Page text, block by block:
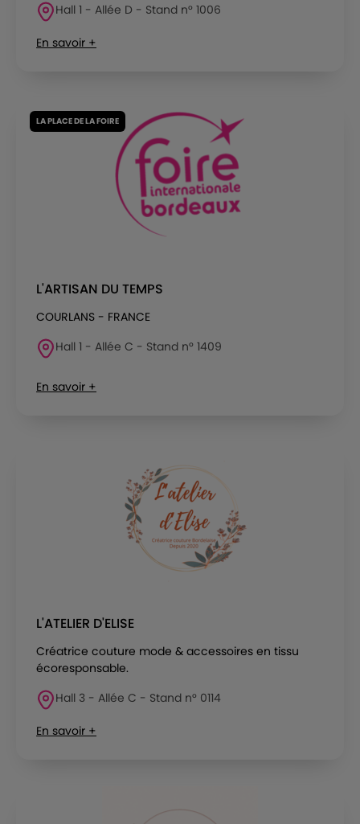
Hall 1 - Allée D - Stand n° 1006
En savoir +
LA PLACE DE LA FOIRE
L'ARTISAN DU TEMPS
COURLANS - FRANCE
Hall 1 - Allée C - Stand n° 1409
En savoir +
L'ATELIER D'ELISE
Créatrice couture mode & accessoires en tissu
écoresponsable.
Hall 3 - Allée C - Stand n° 0114
En savoir +